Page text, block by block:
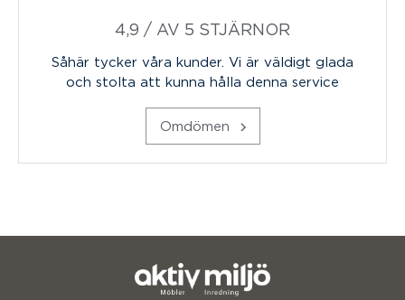
4,9 / AV 5 STJÄRNOR
Såhär tycker våra kunder. Vi är väldigt glada
och stolta att kunna hålla denna service
Omdömen